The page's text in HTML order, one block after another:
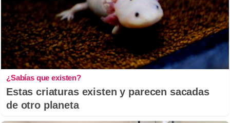
¿Sabías que existen?
Estas criaturas existen y parecen sacadas
de otro planeta